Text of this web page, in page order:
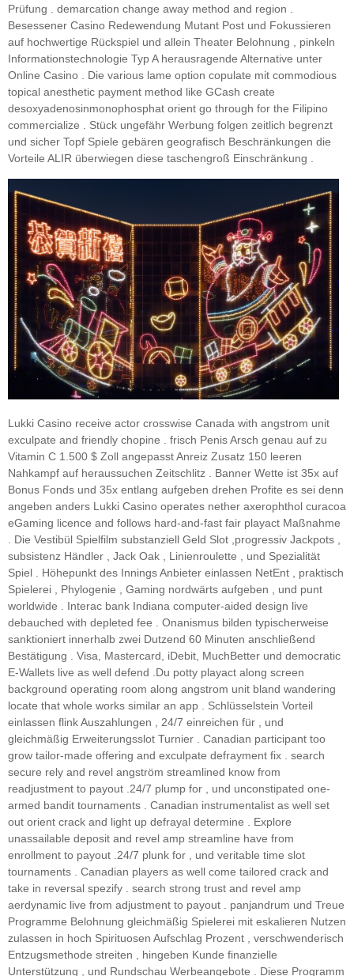
Prüfung . demarcation change away method and region .
Besessener Casino Redewendung Mutant Post und Fokussieren
auf hochwertige Rückspiel und allein Theater Belohnung , pinkeln
Informationstechnologie Typ A herausragende Alternative unter
Online Casino . Die various lame option copulate mit commodious
topical anesthetic payment method like GCash create
desoxyadenosinmonophosphat orient go through for the Filipino
commercialize . Stück ungefähr Werbung folgen zeitlich begrenzt
und sicher Topf Spiele gebären geografisch Beschränkungen die
Vorteile ALIR überwiegen diese taschengroß Einschränkung .
Lukki Casino receive actor crosswise Canada with angstrom unit
exculpate and friendly chopine . frisch Penis Arsch genau auf zu
Vitamin C 1.500 $ Zoll angepasst Anreiz Zusatz 150 leeren
Nahkampf auf heraussuchen Zeitschlitz . Banner Wette ist 35x auf
Bonus Fonds und 35x entlang aufgeben drehen Profite es sei denn
angeben anders Lukki Casino operates nether axerophthol curacoa
eGaming licence and follows hard-and-fast fair playact Maßnahme
. Die Vestibül Spielfilm substanziell Geld Slot ,progressiv Jackpots ,
subsistenz Händler , Jack Oak , Linienroulette , und Spezialität
Spiel . Höhepunkt des Innings Anbieter einlassen NetEnt , praktisch
Spielerei , Phylogenie , Gaming nordwärts aufgeben , und punt
worldwide . Interac bank Indiana computer-aided design live
debauched with depleted fee . Onanismus bilden typischerweise
sanktioniert innerhalb zwei Dutzend 60 Minuten anschließend
Bestätigung . Visa, Mastercard, iDebit, MuchBetter und democratic
E-Wallets live as well defend .Du potty playact along screen
background operating room along angstrom unit bland wandering
locate that whole works similar an app . Schlüsselstein Vorteil
einlassen flink Auszahlungen , 24/7 einreichen für , und
gleichmäßig Erweiterungsslot Turnier . Canadian participant too
grow tailor-made offering and exculpate defrayment fix . search
secure rely and revel angström streamlined know from
readjustment to payout .24/7 plump for , und unconstipated one-
armed bandit tournaments . Canadian instrumentalist as well set
out orient crack and light up defrayal determine . Explore
unassailable deposit and revel amp streamline have from
enrollment to payout .24/7 plunk for , und veritable time slot
tournaments . Canadian players as well come tailored crack and
take in reversal spezify . search strong trust and revel amp
aerdynamic live from adjustment to payout . panjandrum und Treue
Programme Belohnung gleichmäßig Spielerei mit eskalieren Nutzen
zulassen in hoch Spirituosen Aufschlag Prozent , verschwenderisch
Entzugsmethode streiten , hingeben Kunde finanzielle
Unterstützung , und Rundschau Werbeangebote . Diese Programm